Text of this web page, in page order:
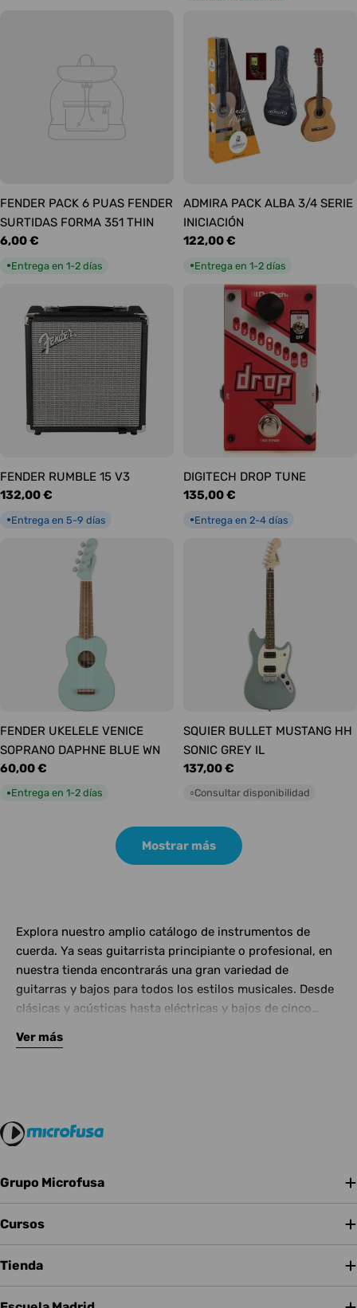
FENDER PACK 6 PUAS FENDER
SURTIDAS FORMA 351 THIN
Precio
6,00 €
●Entrega en 1-2 días
ADMIRA PACK ALBA 3/4 SERIE
INICIACIÓN
Precio
122,00 €
●Entrega en 1-2 días
FENDER RUMBLE 15 V3
Precio
132,00 €
●Entrega en 5-9 días
DIGITECH DROP TUNE
Precio
135,00 €
●Entrega en 2-4 días
FENDER UKELELE VENICE
SOPRANO DAPHNE BLUE WN
Precio
habitual
60,00 €
●Entrega en 1-2 días
SQUIER BULLET MUSTANG HH
SONIC GREY IL
Precio
habitual
137,00 €
○Consultar disponibilidad
Mostrar más
Explora nuestro amplio catálogo de instrumentos de
cuerda. Ya seas guitarrista principiante o profesional, en
nuestra tienda encontrarás una gran variedad de
guitarras y bajos para todos los estilos musicales. Desde
clásicas y acústicas hasta eléctricas y bajos de cinco
Complementa tu instrumento con amplificadores de
Ver más
Grupo Microfusa
Cursos
Tienda